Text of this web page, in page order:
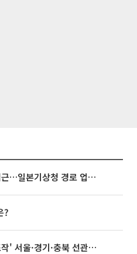
태풍 '돌핀' 오키나와 접근…일본기상청 경로 업데이트
?
기·충북 선관위 등 추가 압수수색